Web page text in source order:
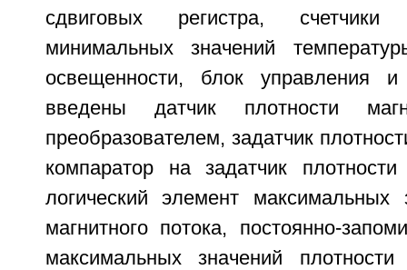
сдвиговых регистра,
минимальных значений
освещенности, блок управления и
введены датчик плотности
преобразователем, задатчик
компаратор на задатчик плотности
логический элемент максимальных
магнитного потока, постоянно-
максимальных значений плотности